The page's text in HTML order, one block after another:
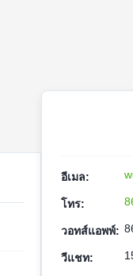
อีเมล:
โทร:
วอทส์แอพพ์:
วีแชท: